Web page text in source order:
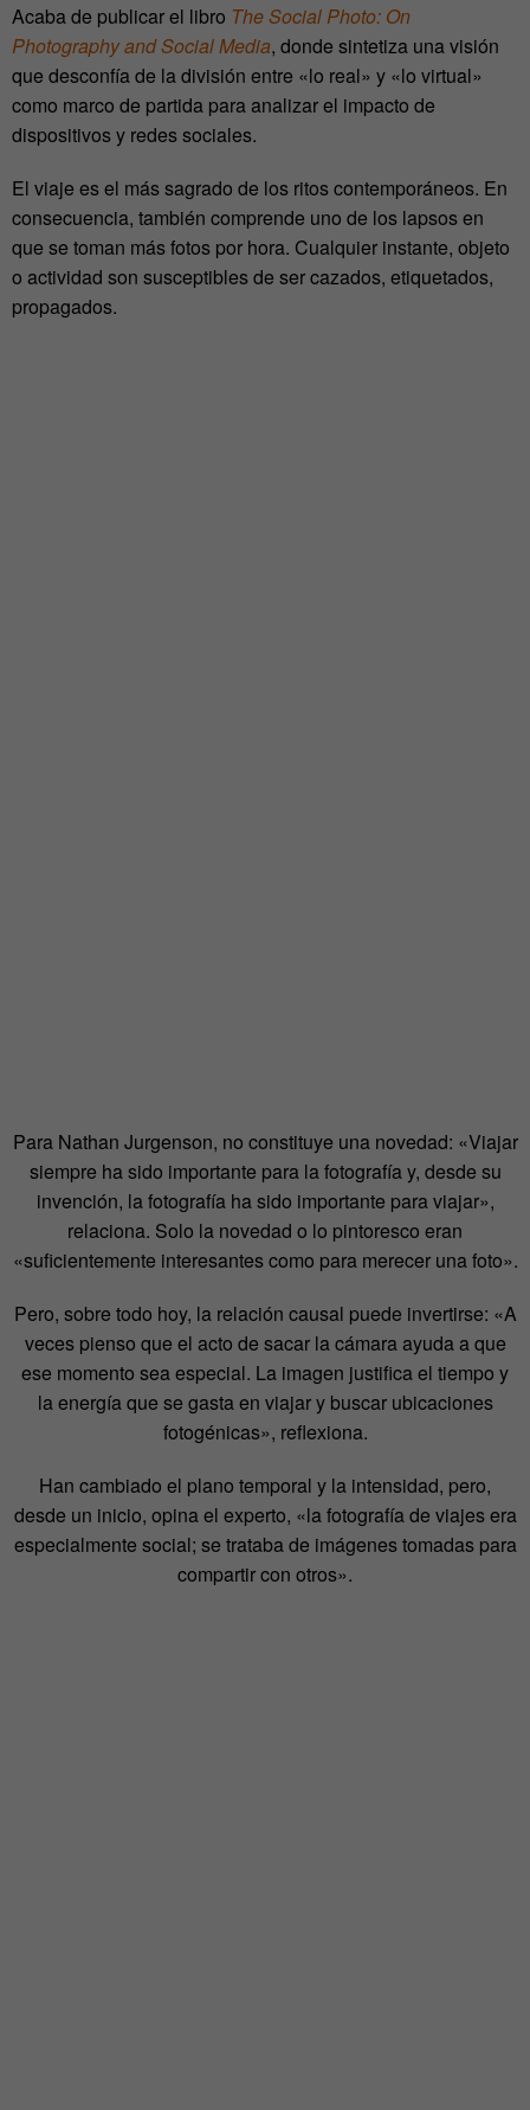
Acaba de publicar el libro The Social Photo: On
Photography and Social Media, donde sintetiza una visión
que desconfía de la división entre «lo real» y «lo virtual»
como marco de partida para analizar el impacto de
dispositivos y redes sociales.
El viaje es el más sagrado de los ritos contemporáneos. En
consecuencia, también comprende uno de los lapsos en
que se toman más fotos por hora. Cualquier instante, objeto
o actividad son susceptibles de ser cazados, etiquetados,
propagados.
Para Nathan Jurgenson, no constituye una novedad: «Viajar
siempre ha sido importante para la fotografía y, desde su
invención, la fotografía ha sido importante para viajar»,
relaciona. Solo la novedad o lo pintoresco eran
«suficientemente interesantes como para merecer una foto».
Pero, sobre todo hoy, la relación causal puede invertirse: «A
veces pienso que el acto de sacar la cámara ayuda a que
ese momento sea especial. La imagen justifica el tiempo y
la energía que se gasta en viajar y buscar ubicaciones
fotogénicas», reflexiona.
Han cambiado el plano temporal y la intensidad, pero,
desde un inicio, opina el experto, «la fotografía de viajes era
especialmente social; se trataba de imágenes tomadas para
compartir con otros».